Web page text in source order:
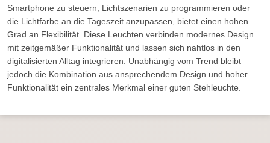
Smartphone zu steuern, Lichtszenarien zu programmieren oder
die Lichtfarbe an die Tageszeit anzupassen, bietet einen hohen
Grad an Flexibilität. Diese Leuchten verbinden modernes Design
mit zeitgemäßer Funktionalität und lassen sich nahtlos in den
digitalisierten Alltag integrieren. Unabhängig vom Trend bleibt
jedoch die Kombination aus ansprechendem Design und hoher
Funktionalität ein zentrales Merkmal einer guten Stehleuchte.